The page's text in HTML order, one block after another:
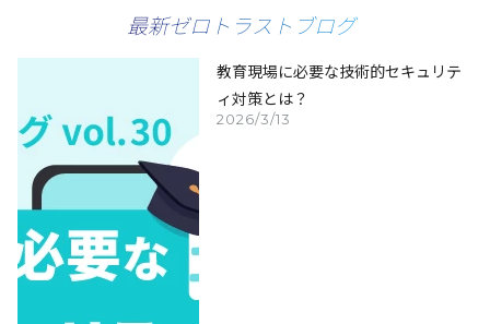
最新ゼロトラストブログ
2026/3/13
教育現場に必要な技術的セキュリテ
ィ対策とは？